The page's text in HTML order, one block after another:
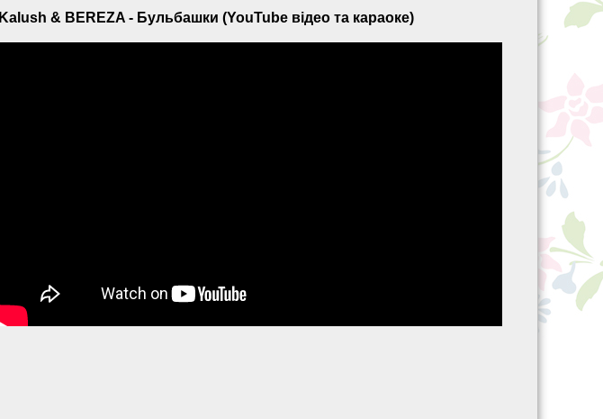
Kalush & BEREZA - Бульбашки (YouTube відео та караоке)